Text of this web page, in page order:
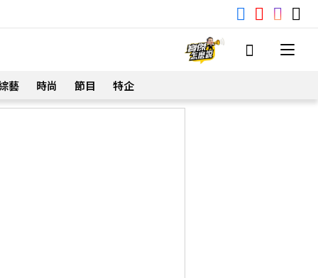
藝 時尚 節目 特企